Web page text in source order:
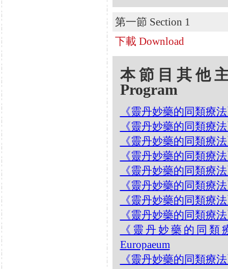
第一節 Section 1
下載 Download
本節目其他
Program
《靈丹妙藥的同類療
《靈丹妙藥的同類療
《靈丹妙藥的同類療
《靈丹妙藥的同類療
《靈丹妙藥的同類療
《靈丹妙藥的同類療
《靈丹妙藥的同類療
《靈丹妙藥的同類療
《靈丹妙藥的同類
Europaeum
《靈丹妙藥的同類療